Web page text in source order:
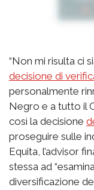
“Non mi risulta ci
decisione di
personalmente
Negro e a tutto il
così la decisione
proseguire sulle
Equita, l’advisor
stessa ad
diversificazione